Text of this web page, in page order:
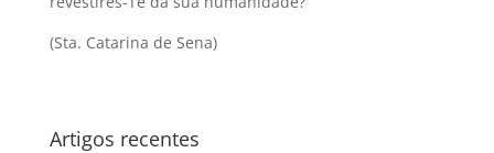
(Sta. Catarina de Sena)
Artigos recentes